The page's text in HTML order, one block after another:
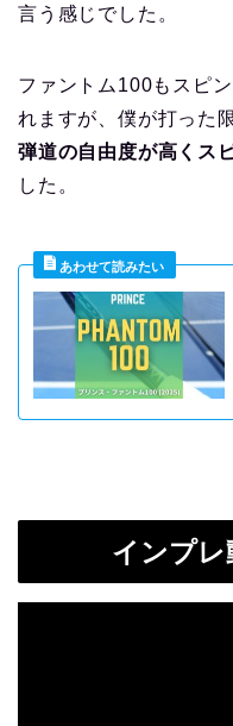
言う感じでした。
ファントム100もスピ
れますが、僕が打った
弾道の自由度が高くス
した。
インプレ